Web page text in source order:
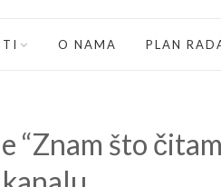
O NAMA PLAN
“Znam što